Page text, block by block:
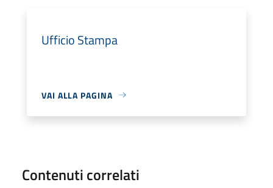
Ufficio Stampa
VAI ALLA PAGINA
Contenuti correlati